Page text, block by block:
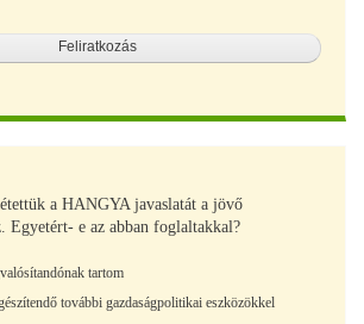
a HANGYA javaslatát a jövő
Egyetért- e az abban foglaltakkal?
tartom
további gazdaságpolitikai eszközökkel